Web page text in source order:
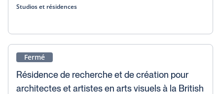
Studios et résidences
Fermé
Résidence de recherche et de création pour
architectes et artistes en arts visuels à la British